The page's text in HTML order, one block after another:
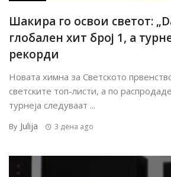
Шакира го освои светот:
глобален хит број 1, а
рекорди
Новата химна за Светското
светските топ-листи, а по
турнеја следуваат ...
By Julija 3 дена ago